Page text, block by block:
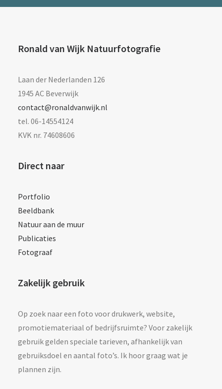
Ronald van Wijk Natuurfotografie
Laan der Nederlanden 126
1945 AC Beverwijk
contact@ronaldvanwijk.nl
tel. 06-14554124
KVK nr. 74608606
Direct naar
Portfolio
Beeldbank
Natuur aan de muur
Publicaties
Fotograaf
Zakelijk gebruik
Op zoek naar een foto voor drukwerk, website,
promotiemateriaal of bedrijfsruimte? Voor zakelijk
gebruik gelden speciale tarieven, afhankelijk van
gebruiksdoel en aantal foto’s. Ik hoor graag wat je
plannen zijn.